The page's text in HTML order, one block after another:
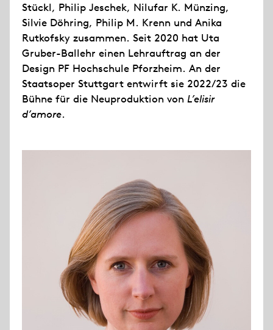
Stückl, Philip Jeschek, Nilufar K. Münzing,
Silvie Döhring, Philip M. Krenn und Anika
Rutkofsky zusammen. Seit 2020 hat Uta
Gruber-Ballehr einen Lehrauftrag an der
Design PF Hochschule Pforzheim. An der
Staatsoper Stuttgart entwirft sie 2022/23 die
Bühne für die Neuproduktion von L’elisir
d’amore.